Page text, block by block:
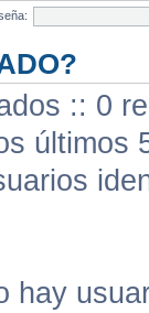
:: 0
últimos
hay